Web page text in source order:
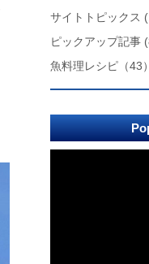
サイトトピックス
ピックアップ記事
魚料理レシピ （43）